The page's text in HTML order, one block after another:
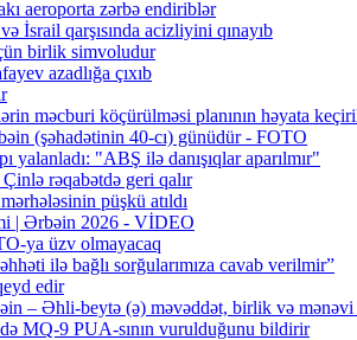
aeroporta zərbə endiriblər
İsrail qarşısında acizliyini qınayıb
birlik simvoludur
azadlığa çıxıb
məcburi köçürülməsi planının həyata
(şəhadətinin 40-cı) günüdür - FOTO
"ABŞ ilə danışıqlar aparılmır"
rəqabətdə geri qalır
püşkü atıldı
| Ərbəin 2026 - VİDEO
ya üzv olmayacaq
ilə bağlı sorğularımıza cavab verilmir”
edir
– Əhli-beytə (ə) məvəddət, birlik və mənəvi
MQ-9 PUA-sının vurulduğunu bildirir